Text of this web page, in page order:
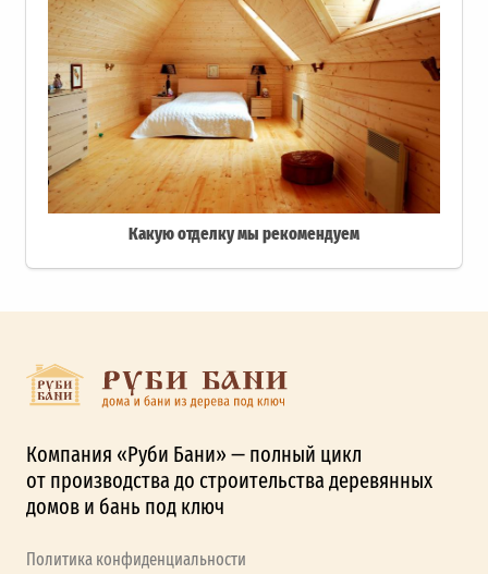
Какую отделку мы рекомендуем
Компания «Руби Бани» — полный цикл
от производства до строительства деревянных
домов и бань под ключ
Политика конфиденциальности